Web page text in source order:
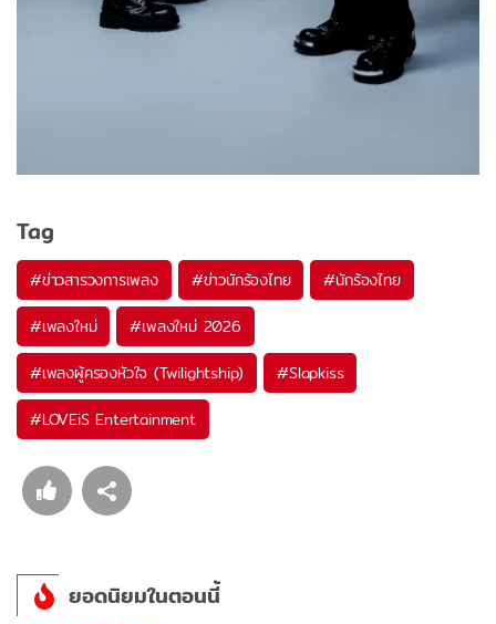
Tag
#ข่าวสารวงการเพลง #ข่าวนักร้องไทย #นักร้องไทย
#เพลงใหม่ #เพลงใหม่ 2026
#เพลงผู้ครองหัวใจ (Twilightship) #Slapkiss
#LOVEiS Entertainment
ยอดนิยมในตอนนี้